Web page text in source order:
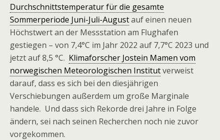
Durchschnittstemperatur für die gesamte
Sommerperiode Juni-Juli-Augustauf einen neuen
Höchstwert an der Messstation am Flughafen
gestiegen – von 7,4°C im Jahr 2022 auf 7,7°C 2023 und
jetzt auf 8,5 °C. Klimaforscher Jostein Mamen vom
norwegischen Meteorologischen Institutverweist
darauf, dass es sich bei den diesjährigen
Verschiebungen außerdem um große Marginale
handele. Und dass sich Rekorde drei Jahre in Folge
ändern, sei nach seinen Recherchen noch nie zuvor
vorgekommen.